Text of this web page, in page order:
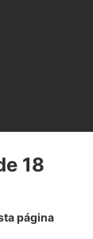
18
página